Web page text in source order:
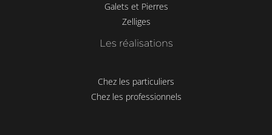
Galets et Pierres
Zelliges
Les réalisations
Chez les particuliers
Chez les professionnels